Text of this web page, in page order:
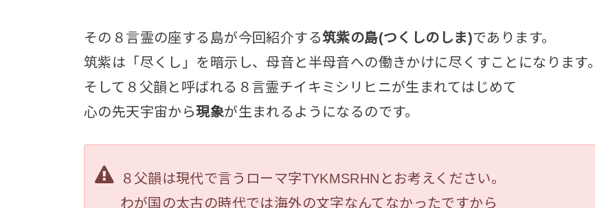
その８言霊の座する島が今回紹介する筑紫の島(つくしのしま)であります。
筑紫は「尽くし」を暗示し、母音と半母音への働きかけに尽くすことになります。
そして８父韻と呼ばれる８言霊チイキミシリヒニが生まれてはじめて
心の先天宇宙から現象が生まれるようになるのです。
８父韻は現代で言うローマ字TYKMSRHNとお考えください。
わが国の太古の時代では海外の文字なんてなかったですから